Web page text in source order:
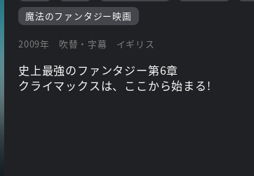
魔法のファンタジー映画
2009年 吹替・字幕 イギリス
史上最強のファンタジー第6章
クライマックスは、ここから始まる!